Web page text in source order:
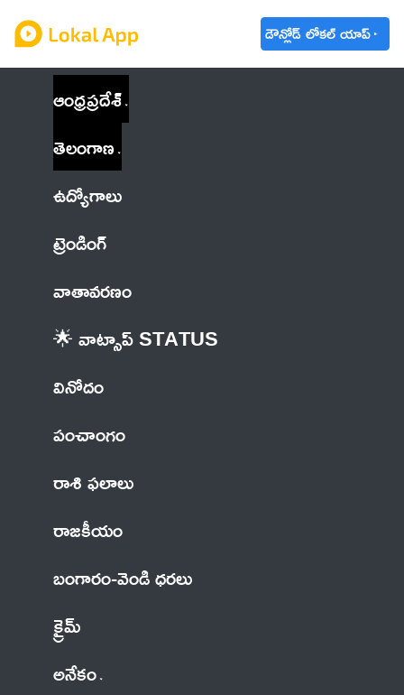
డౌన్లోడ్ లోకల్ యాప్
ఆంధ్రప్రదేశ్
తెలంగాణ
ఉద్యోగాలు
ట్రెండింగ్
వాతావరణం
🌟 వాట్సాప్ STATUS
వినోదం
పంచాంగం
రాశి ఫలాలు
రాజకీయం
బంగారం-వెండి ధరలు
క్రైమ్
అనేకం